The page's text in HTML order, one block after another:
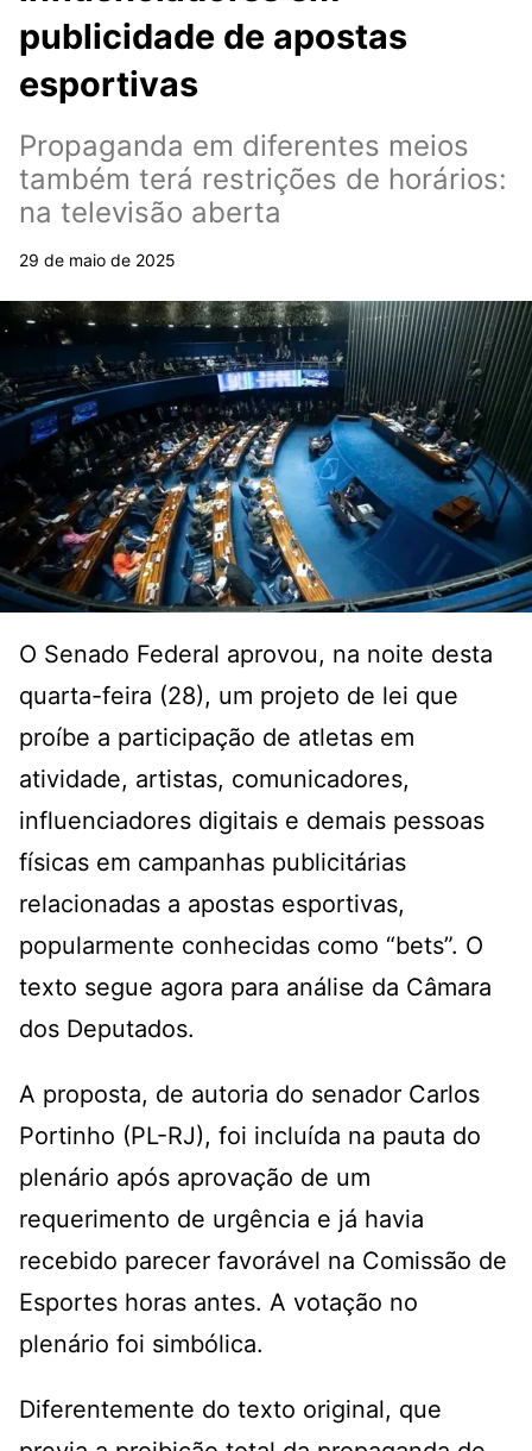
publicidade de apostas
esportivas
Propaganda em diferentes meios
também terá restrições de horários:
na televisão aberta
29 de maio de 2025
O Senado Federal aprovou, na noite desta
quarta-feira (28), um projeto de lei que
proíbe a participação de atletas em
atividade, artistas, comunicadores,
influenciadores digitais e demais pessoas
físicas em campanhas publicitárias
relacionadas a apostas esportivas,
popularmente conhecidas como “bets”. O
texto segue agora para análise da Câmara
dos Deputados.
A proposta, de autoria do senador Carlos
Portinho (PL-RJ), foi incluída na pauta do
plenário após aprovação de um
requerimento de urgência e já havia
recebido parecer favorável na Comissão de
Esportes horas antes. A votação no
plenário foi simbólica.
Diferentemente do texto original, que